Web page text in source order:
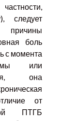
следует
причины
боль
с момента
или
она
от
ПТГБ